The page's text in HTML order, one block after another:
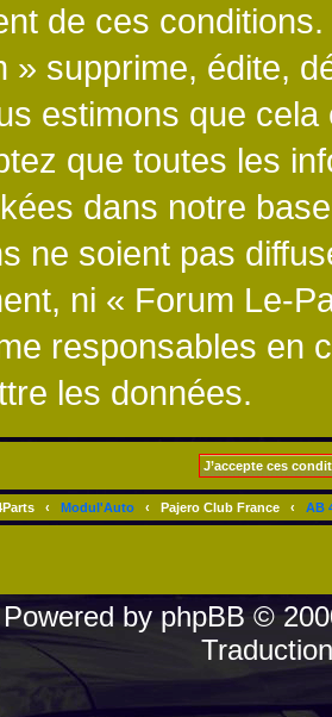
de ces
» supprime, édite,
estimons que cela
que toutes les
dans notre
ne soient pas
ni « Forum Le-
responsables en
les données.
‹ Modul'Auto ‹ Pajero Club France ‹ AB
Powered byphpBB©